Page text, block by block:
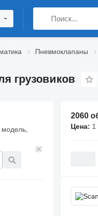
Пневмоклапаны
грузовиков
2060
Цена: 1